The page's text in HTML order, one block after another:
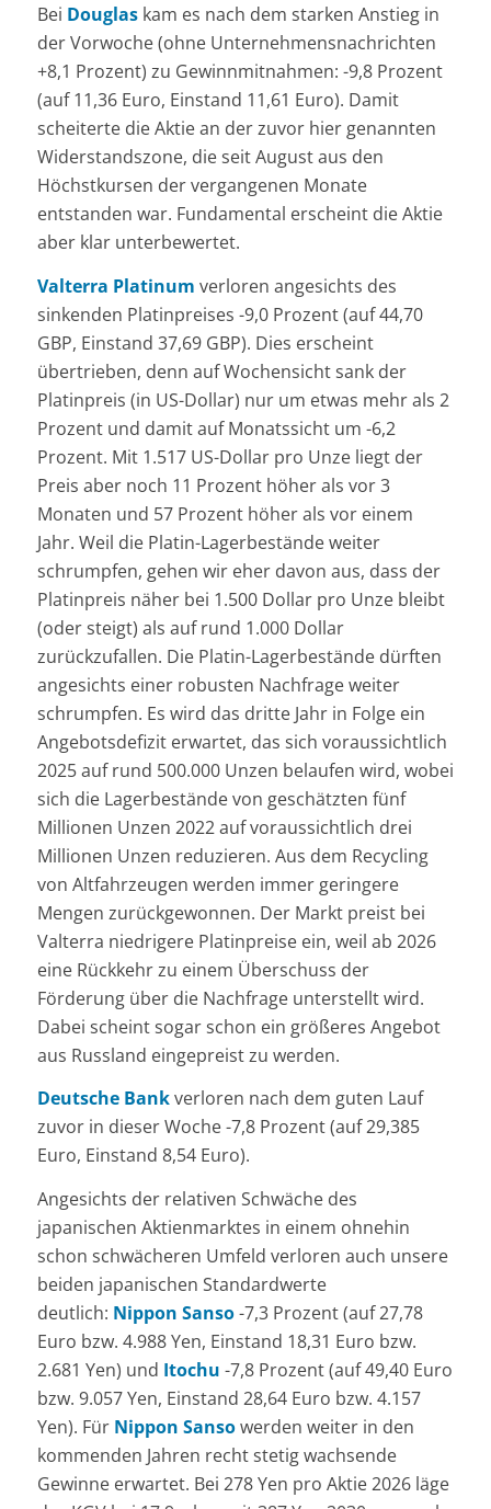
Bei Douglaskam es nach dem starken Anstieg in
der Vorwoche (ohne Unternehmensnachrichten
+8,1 Prozent) zu Gewinnmitnahmen: -9,8 Prozent
(auf 11,36 Euro, Einstand 11,61 Euro). Damit
scheiterte die Aktie an der zuvor hier genannten
Widerstandszone, die seit August aus den
Höchstkursen der vergangenen Monate
entstanden war. Fundamental erscheint die Aktie
aber klar unterbewertet.
Valterra Platinum verloren angesichts des
sinkenden Platinpreises -9,0 Prozent (auf 44,70
GBP, Einstand 37,69 GBP). Dies erscheint
übertrieben, denn auf Wochensicht sank der
Platinpreis (in US-Dollar) nur um etwas mehr als 2
Prozent und damit auf Monatssicht um -6,2
Prozent. Mit 1.517 US-Dollar pro Unze liegt der
Preis aber noch 11 Prozent höher als vor 3
Monaten und 57 Prozent höher als vor einem
Jahr. Weil die Platin-Lagerbestände weiter
schrumpfen, gehen wir eher davon aus, dass der
Platinpreis näher bei 1.500 Dollar pro Unze bleibt
(oder steigt) als auf rund 1.000 Dollar
zurückzufallen. Die Platin-Lagerbestände dürften
angesichts einer robusten Nachfrage weiter
schrumpfen. Es wird das dritte Jahr in Folge ein
Angebotsdefizit erwartet, das sich voraussichtlich
2025 auf rund 500.000 Unzen belaufen wird, wobei
sich die Lagerbestände von geschätzten fünf
Millionen Unzen 2022 auf voraussichtlich drei
Millionen Unzen reduzieren. Aus dem Recycling
von Altfahrzeugen werden immer geringere
Mengen zurückgewonnen. Der Markt preist bei
Valterra niedrigere Platinpreise ein, weil ab 2026
eine Rückkehr zu einem Überschuss der
Förderung über die Nachfrage unterstellt wird.
Dabei scheint sogar schon ein größeres Angebot
aus Russland eingepreist zu werden.
Deutsche Bankverloren nach dem guten Lauf
zuvor in dieser Woche -7,8 Prozent (auf 29,385
Euro, Einstand 8,54 Euro).
Angesichts der relativen Schwäche des
japanischen Aktienmarktes in einem ohnehin
schon schwächeren Umfeld verloren auch unsere
beiden japanischen Standardwerte
deutlich: Nippon Sanso-7,3 Prozent (auf 27,78
Euro bzw. 4.988 Yen, Einstand 18,31 Euro bzw.
2.681 Yen) und Itochu -7,8 Prozent (auf 49,40 Euro
bzw. 9.057 Yen, Einstand 28,64 Euro bzw. 4.157
Yen). Für Nippon Sansowerden weiter in den
kommenden Jahren recht stetig wachsende
Gewinne erwartet. Bei 278 Yen pro Aktie 2026 läge